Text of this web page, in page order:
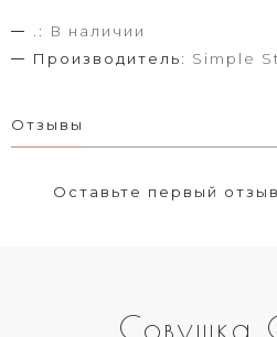
.:
В наличии
Производитель: Simple
Отзывы
Оставьте первый
Совушка